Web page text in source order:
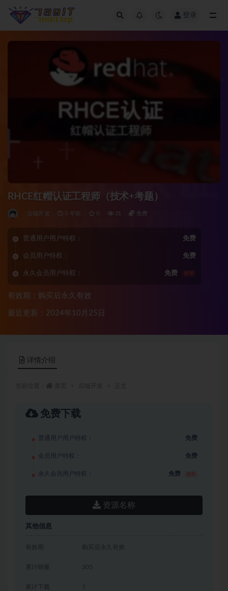
登录
RHCE红帽认证工程师（技术+考题）
后端开发 3 年前 0 31 免费
普通用户用户特权： 免费
会员用户特权： 免费
永久会员用户特权： 免费 推荐
有效期：购买后永久有效
最近更新：2024年10月25日
详情介绍
免费下载
普通用户用户特权： 免费
会员用户特权： 免费
永久会员用户特权： 免费
资源名称
其他信息
有效期 购买后永久有效
累计销量 305
累计下载 7